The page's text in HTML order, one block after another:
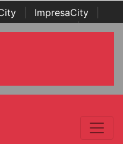
ImpresaCity
Awards | Italian